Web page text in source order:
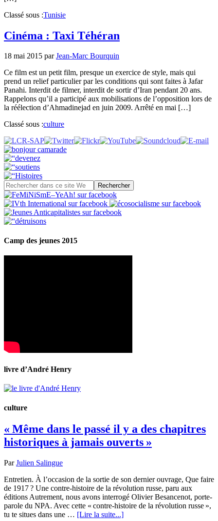
Classé sous :Tunisie
Cinéma : Taxi Téhéran
18 mai 2015 parJean-Marc Bourquin
Ce film est un petit film, presque un exercice de style, mais qui
prend un relief particulier par les conditions qui sont faites à Jafar
Panahi. Interdit de filmer, interdit de sortir d’Iran pendant 20 ans.
Rappelons qu’il a participé aux mobilisations de l’opposition lors de
la réélection d’Ahmadinejad en juin 2009. Arrêté en mai […]
Classé sous :culture
Camp des jeunes 2015
livre d’André Henry
culture
« Même dans le passé il y a des chapitres
historiques à jamais ouverts »
ParJulien Salingue
Entretien. À l’occasion de la sortie de son dernier ouvrage, Que faire
de 1917 ? Une contre-histoire de la révolution russe, paru aux
éditions Autrement, nous avons interrogé Olivier Besancenot, porte-
parole du NPA. Avec cette « contre-histoire de la révolution russe »,
tu te situes dans une … [Lire la suite...]